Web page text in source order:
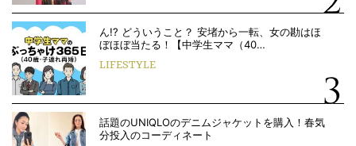
ん!? どういうこと？ 安堵から一転、女の勘はほ
ぼほぼ当たる！【中学生ママ（40…
LIFESTYLE
話題のUNIQLOのデニムジャケットを購入！春気
分投入のコーディネート